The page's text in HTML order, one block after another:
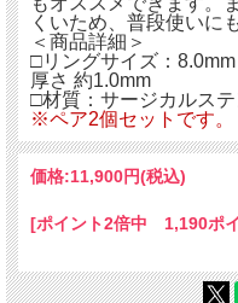
くいため、普段使いに
＜商品詳細＞
□リングサイズ：8.0mm
厚さ 約1.0mm
□材質：サージカルステ
※ペア2個セットです。
価格:11,900円(税込)
[ポイント2倍中 1,190ポ